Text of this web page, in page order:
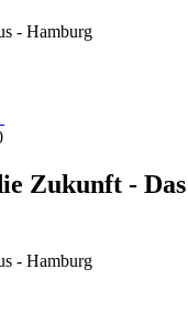
- Hamburg
Zukunft - Das
- Hamburg